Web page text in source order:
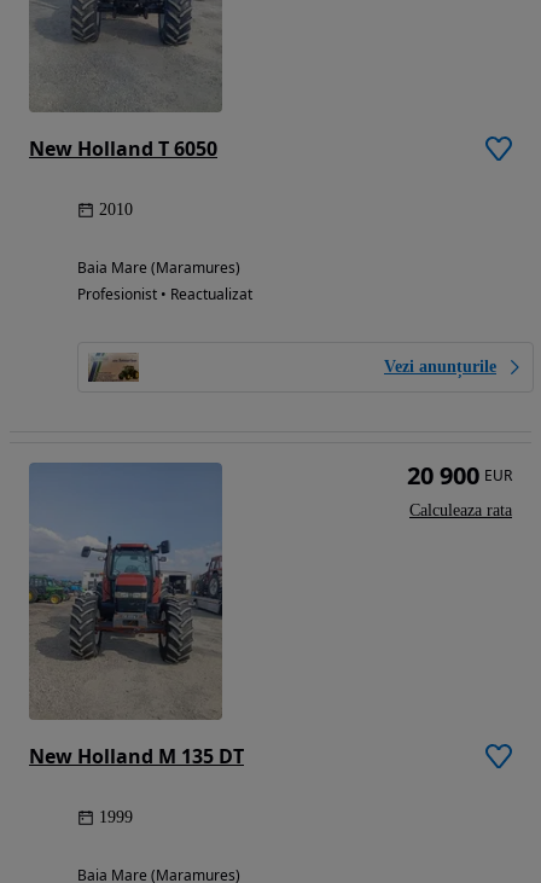
New Holland T 6050
2010
Baia Mare (Maramures)
Profesionist • Reactualizat
Vezi anunțurile
New Holland M 135 DT
1999
Baia Mare (Maramures)
20 900 EUR
Calculeaza rata